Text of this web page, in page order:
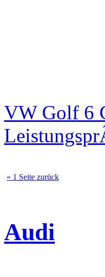
VW Golf 6
« 1 Seite zurück
Audi